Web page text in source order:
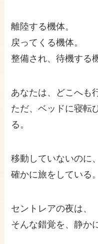
離陸する機体。
戻ってくる機体。
整備され、待機する
あなたは、どこへも
ただ、ベッドに寝転
る。
移動していないのに、
確かに旅をしている。
セントレアの夜は、
そんな錯覚を、静か